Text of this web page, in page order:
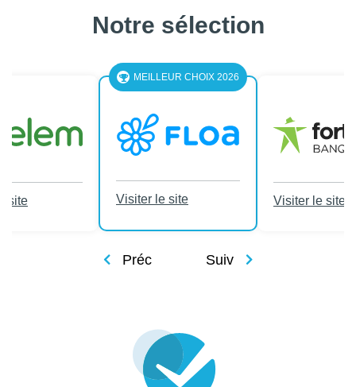
Notre sélection
site
MEILLEUR CHOIX 2026
Visiter le site Visiter le site
Préc Suiv